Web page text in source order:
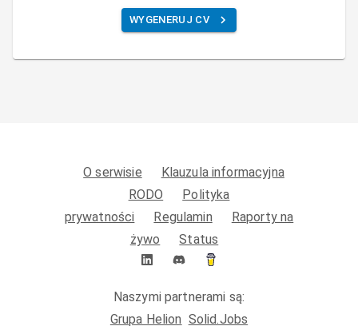
WYGENERUJ CV
O serwisie
Klauzula informacyjna
RODO
Polityka
prywatności
Regulamin
Raporty na
żywo
Status
Naszymi partnerami są:
Grupa Helion Solid.Jobs